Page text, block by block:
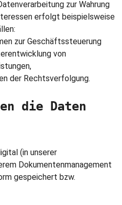
zur Wahrung
erfolgt beispielsweise
zur Geschäftssteuerung
von
der Rechtsverfolgung.
die Daten
(in unserer
Dokumentenmanagement
gespeichert bzw.